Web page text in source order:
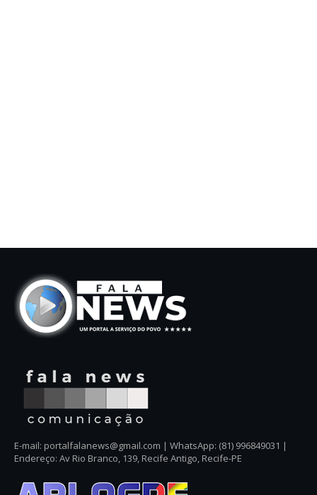
E-mail: portalfalanews@gmail.com | WhatsApp: (81) 996849031 |
Endereço: Av Rio Branco, 139, Recife Antigo, Recife-PE